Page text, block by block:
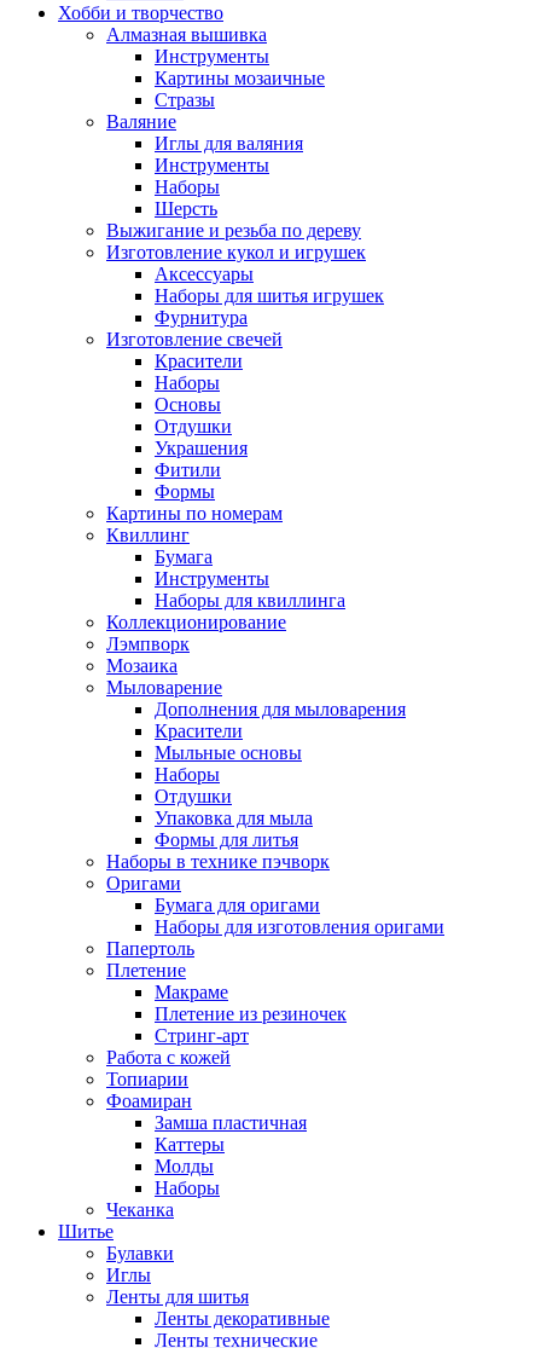
Хобби и творчество
Алмазная вышивка
Инструменты
Картины мозаичные
Стразы
Валяние
Иглы для валяния
Инструменты
Наборы
Шерсть
Выжигание и резьба по дереву
Изготовление кукол и игрушек
Аксессуары
Наборы для шитья игрушек
Фурнитура
Изготовление свечей
Красители
Наборы
Основы
Отдушки
Украшения
Фитили
Формы
Картины по номерам
Квиллинг
Бумага
Инструменты
Наборы для квиллинга
Коллекционирование
Лэмпворк
Мозаика
Мыловарение
Дополнения для мыловарения
Красители
Мыльные основы
Наборы
Отдушки
Упаковка для мыла
Формы для литья
Наборы в технике пэчворк
Оригами
Бумага для оригами
Наборы для изготовления оригами
Папертоль
Плетение
Макраме
Плетение из резиночек
Стринг-арт
Работа с кожей
Топиарии
Фоамиран
Замша пластичная
Каттеры
Молды
Наборы
Чеканка
Шитье
Булавки
Иглы
Ленты для шитья
Ленты декоративные
Ленты технические